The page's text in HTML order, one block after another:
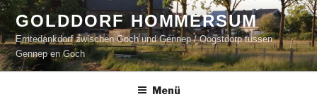
Zum
Inhalt
springen
GOLDDORF HOMMERSUM
Erntedankdorf zwischen Goch und Gennep / Oogstdorp tussen
Gennep en Goch
Menü